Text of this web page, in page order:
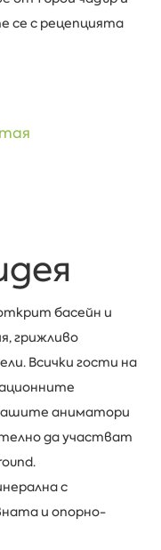
се с рецепцията
басейн и
грижливо
Всички гости на
аниматори
да участват
с
и опорно-